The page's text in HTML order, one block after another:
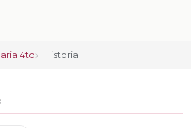
4to Historia